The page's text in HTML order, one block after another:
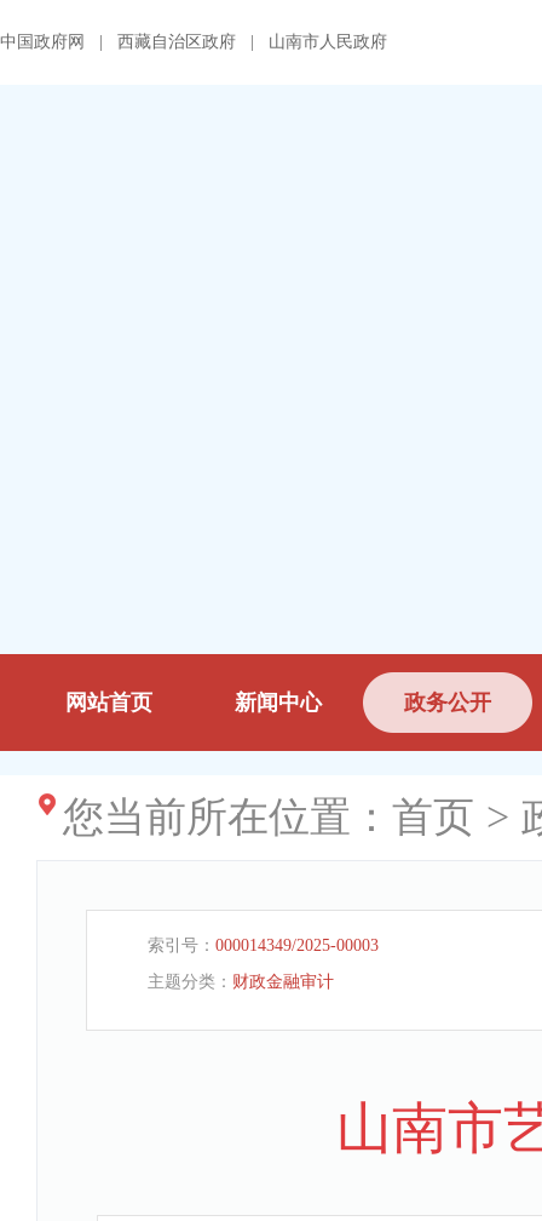
中国政府网 西藏自治区政府 山南市人民政府
网站首页 新闻中心 政务公开
您当前所在位置： 首页 >
索引号： 000014349/2025-00003
主题分类： 财政金融审计
山南市